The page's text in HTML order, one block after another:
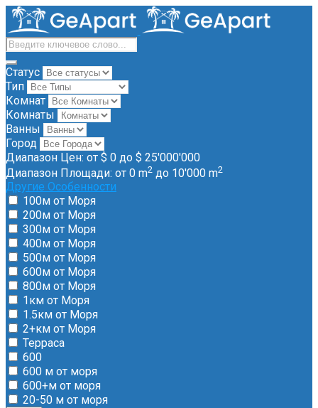
Статус
Тип
Комнат
Комнаты
Ванны
Город
Диапазон Цен: от $ 0 до $ 25'000'000
Диапазон Площади: от 0 m2 до 10'000 m2
Другие Особенности
100м от Моря
200м от Моря
300м от Моря
400м от Моря
500м от Моря
600м от Моря
800м от Моря
1км от Моря
1.5км от Моря
2+км от Моря
Терраса
600
600 м от моря
600+м от моря
20-50 м от моря